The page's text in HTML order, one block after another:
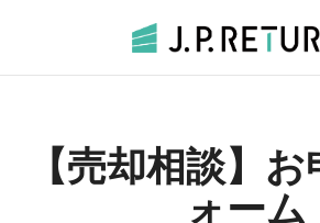
【売却相談】
ォーム